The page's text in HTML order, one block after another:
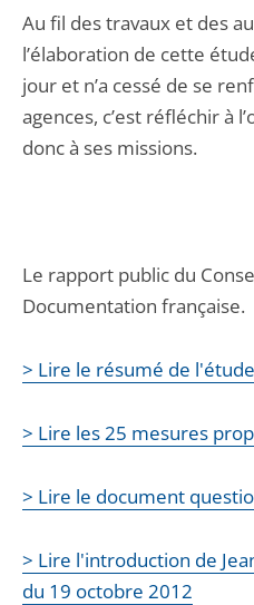
Au fil des travaux et des
l’élaboration de cette
jour et n’a cessé de se
agences, c’est réfléchir à
donc à ses missions.
Le rapport public du
Documentation française.
> Lire le résumé de
> Lire les 25 mesures
> Lire le document
> Lire l'introduction de
du 19 octobre 2012